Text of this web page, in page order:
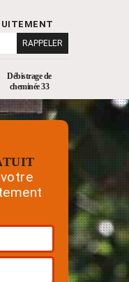
Débistrage de
cheminée 33